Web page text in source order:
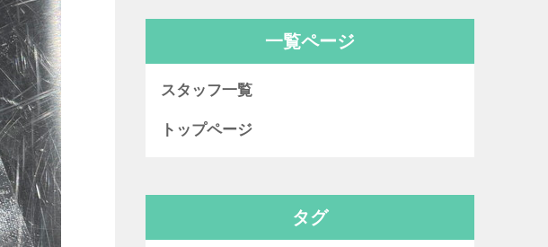
一覧ページ
スタッフ一覧
トップページ
タグ